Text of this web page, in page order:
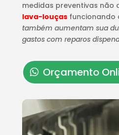
medidas preventivas não
lava-louçasfuncionando
também aumentam sua
gastos com reparos
Orçamento